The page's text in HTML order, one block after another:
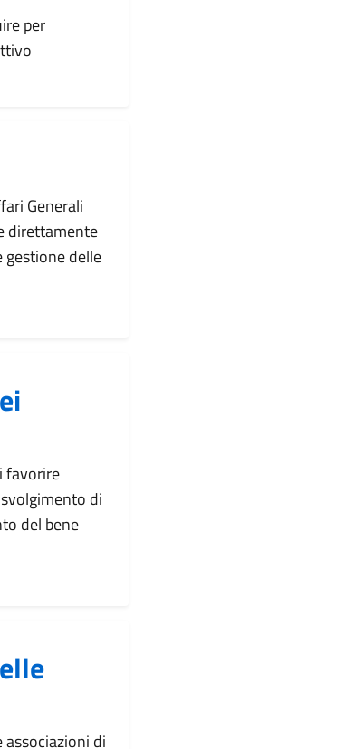
per
Generali
direttamente
gestione delle
favorire
di
del bene
associazioni di